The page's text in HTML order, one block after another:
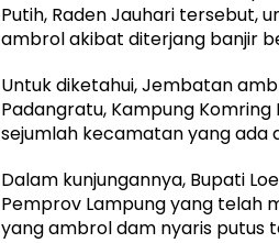
Putih, Raden Jauhari tersebut,
ambrol akibat diterjang banjir
Untuk diketahui, Jembatan
Padangratu, Kampung
sejumlah kecamatan yang ada
Dalam kunjungannya, Bupati
Pemprov Lampung yang telah
yang ambrol dam nyaris putus